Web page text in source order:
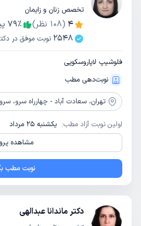
تخصص زنان و زایمان
4
(
108 نظر) 79٪
2548 نوبت موفق در
فلوشیپ لاپاروسکوپی
نوبت‌دهی مطب
تهران، سعادت آباد - چهارراه سرو، سروغربی، نبش کوچه نامی، پلاک
اولین نوبت آزاد مطب: یکشنبه 25 مرداد
مشاهده
نوبت مطب
دکتر ماندانا عبدالهی